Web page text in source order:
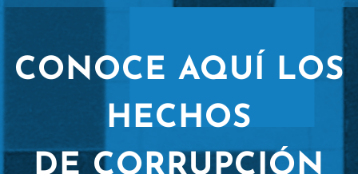
CONOCE AQUÍ LOS
HECHOS
DE CORRUPCIÓN